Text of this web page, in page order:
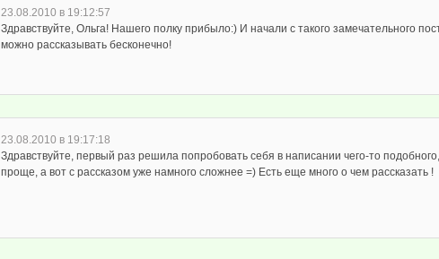
23.08.2010 в 19:12:57
Здравствуйте, Ольга! Нашего полку прибыло:) И начали с такого замечательного
можно рассказывать бесконечно!
23.08.2010 в 19:17:18
Здравствуйте, первый раз решила попробовать себя в написании чего-то
проще, а вот с рассказом уже намного сложнее =) Есть еще много о чем рассказать !